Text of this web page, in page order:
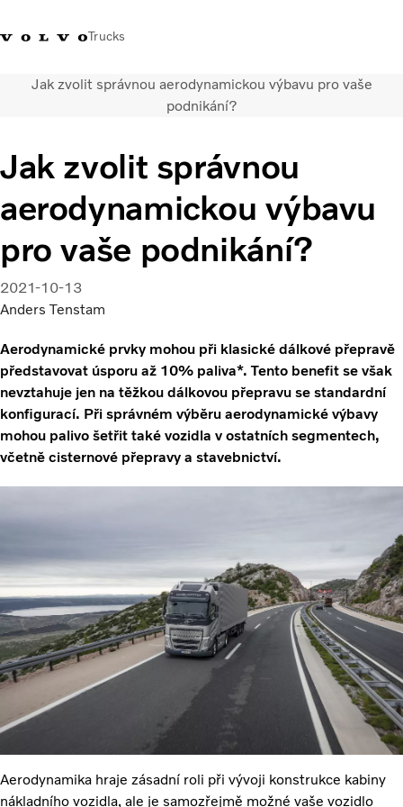
Trucks
+420 271 021
Klub řidičů
Přihlášení k Volvo
aplikacím
Česká
Segmentace
Služby
Servisní síť a prodej
Novinky
Kontaktujte nás
O nás
Jak zvolit správnou aerodynamickou výbavu pro vaše
podnikání?
Jak zvolit správnou
aerodynamickou výbavu
pro vaše podnikání?
2021-10-13
Anders Tenstam
Aerodynamické prvky mohou při klasické dálkové přepravě
představovat úsporu až 10% paliva*. Tento benefit se však
nevztahuje jen na těžkou dálkovou přepravu se standardní
konfigurací. Při správném výběru aerodynamické výbavy
mohou palivo šetřit také vozidla v ostatních segmentech,
včetně cisternové přepravy a stavebnictví.
Aerodynamika hraje zásadní roli při vývoji konstrukce kabiny
nákladního vozidla, ale je samozřejmě možné vaše vozidlo